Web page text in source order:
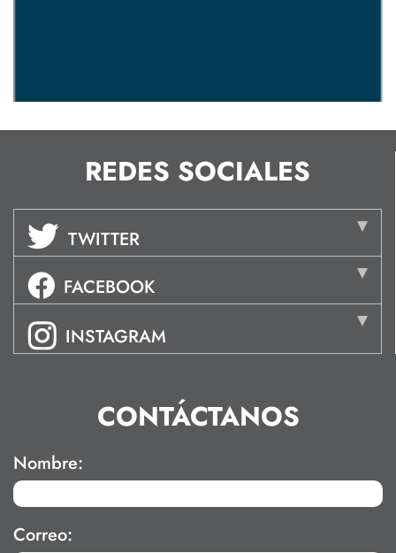
REDES SOCIALES
TWITTER
FACEBOOK
INSTAGRAM
CONTÁCTANOS
Nombre:
Correo: